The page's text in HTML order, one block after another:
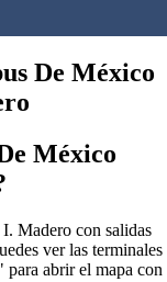
De México
México
I. Madero con salidas
ver las terminales
abrir el mapa con